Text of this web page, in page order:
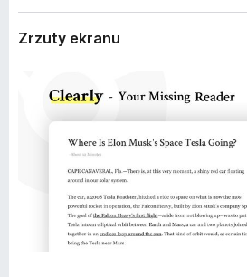
a
F
i
r
e
o
x
e
Zrzuty ekranu